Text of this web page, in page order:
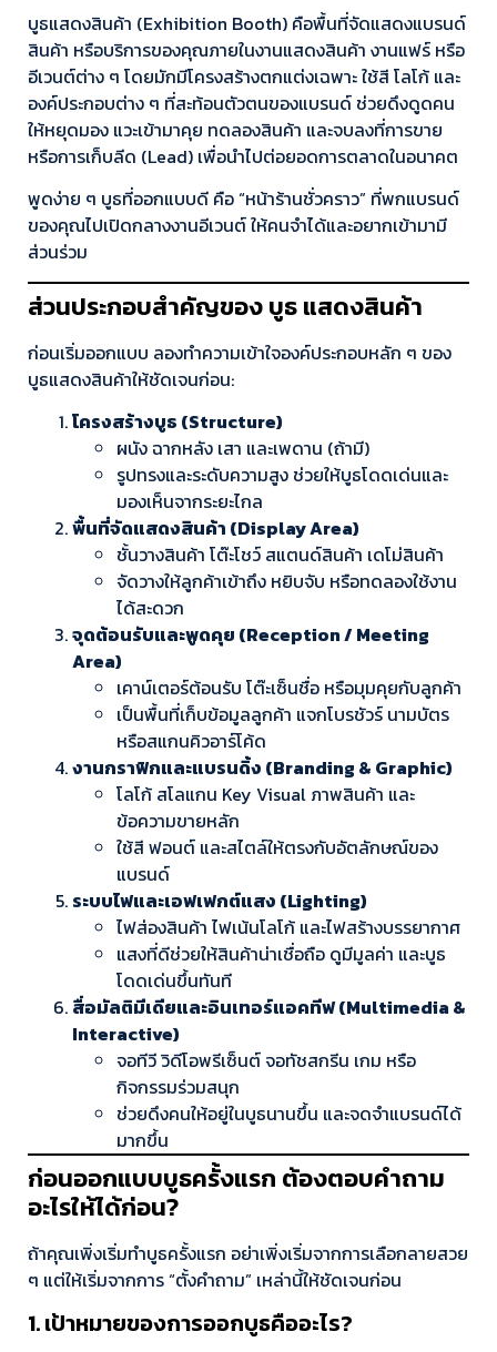
บูธแสดงสินค้า (Exhibition Booth) คือพื้นที่จัดแสดงแบรนด์
สินค้า หรือบริการของคุณภายในงานแสดงสินค้า งานแฟร์ หรือ
อีเวนต์ต่าง ๆ โดยมักมีโครงสร้างตกแต่งเฉพาะ ใช้สี โลโก้ และ
องค์ประกอบต่าง ๆ ที่สะท้อนตัวตนของแบรนด์ ช่วยดึงดูดคน
ให้หยุดมอง แวะเข้ามาคุย ทดลองสินค้า และจบลงที่การขาย
หรือการเก็บลีด (Lead) เพื่อนำไปต่อยอดการตลาดในอนาคต
พูดง่าย ๆ บูธที่ออกแบบดี คือ “หน้าร้านชั่วคราว” ที่พกแบรนด์
ของคุณไปเปิดกลางงานอีเวนต์ ให้คนจำได้และอยากเข้ามามี
ส่วนร่วม
ส่วนประกอบสำคัญของ บูธ แสดงสินค้า
ก่อนเริ่มออกแบบ ลองทำความเข้าใจองค์ประกอบหลัก ๆ ของ
บูธแสดงสินค้าให้ชัดเจนก่อน:
โครงสร้างบูธ (Structure)
ผนัง ฉากหลัง เสา และเพดาน (ถ้ามี)
รูปทรงและระดับความสูง ช่วยให้บูธโดดเด่นและ
มองเห็นจากระยะไกล
พื้นที่จัดแสดงสินค้า (Display Area)
ชั้นวางสินค้า โต๊ะโชว์ สแตนด์สินค้า เดโม่สินค้า
จัดวางให้ลูกค้าเข้าถึง หยิบจับ หรือทดลองใช้งาน
ได้สะดวก
จุดต้อนรับและพูดคุย (Reception / Meeting
Area)
เคาน์เตอร์ต้อนรับ โต๊ะเซ็นชื่อ หรือมุมคุยกับลูกค้า
เป็นพื้นที่เก็บข้อมูลลูกค้า แจกโบรชัวร์ นามบัตร
หรือสแกนคิวอาร์โค้ด
งานกราฟิกและแบรนดิ้ง (Branding & Graphic)
โลโก้ สโลแกน Key Visual ภาพสินค้า และ
ข้อความขายหลัก
ใช้สี ฟอนต์ และสไตล์ให้ตรงกับอัตลักษณ์ของ
แบรนด์
ระบบไฟและเอฟเฟกต์แสง (Lighting)
ไฟส่องสินค้า ไฟเน้นโลโก้ และไฟสร้างบรรยากาศ
แสงที่ดีช่วยให้สินค้าน่าเชื่อถือ ดูมีมูลค่า และบูธ
โดดเด่นขึ้นทันที
สื่อมัลติมีเดียและอินเทอร์แอคทีฟ (Multimedia &
Interactive)
จอทีวี วิดีโอพรีเซ็นต์ จอทัชสกรีน เกม หรือ
กิจกรรมร่วมสนุก
ช่วยดึงคนให้อยู่ในบูธนานขึ้น และจดจำแบรนด์ได้
มากขึ้น
ก่อนออกแบบบูธครั้งแรก ต้องตอบคำถาม
อะไรให้ได้ก่อน?
ถ้าคุณเพิ่งเริ่มทำบูธครั้งแรก อย่าเพิ่งเริ่มจากการเลือกลายสวย
ๆ แต่ให้เริ่มจากการ “ตั้งคำถาม” เหล่านี้ให้ชัดเจนก่อน
1. เป้าหมายของการออกบูธคืออะไร?